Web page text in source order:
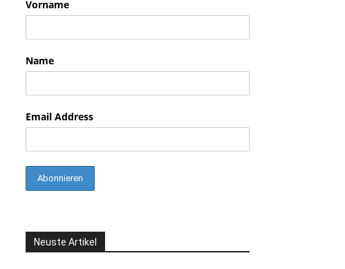
Vorname
Name
Email Address
Neuste Artikel